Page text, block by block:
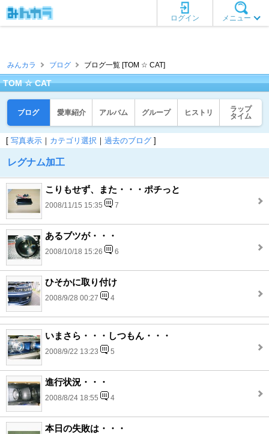
メニュー
ログイン
みんカラ ブログ ブログ一覧 [TOM ☆ CAT]
TOM ☆ CAT
ブログ 愛車紹介 アルバム グループ ヒストリ
ラップ
タイム
[ 写真表示 ｜ カテゴリ選択 ｜ 過去のブログ ]
レグナム加工
こりもせず、また・・・ポチっと
2008/11/15 15:35 7
あるブツが・・・
2008/10/18 15:26 6
ひそかに取り付け
2008/9/28 00:27 4
いまさら・・・しつもん・・・
2008/9/22 13:23 5
進行状況・・・
2008/8/24 18:55 4
本日の失敗は・・・